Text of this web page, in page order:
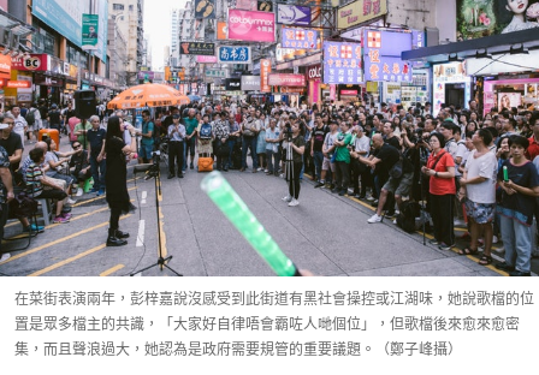
在菜街表演兩年，彭梓嘉說沒感受到此街道有黑社會操控或江湖味，她說歌檔的位
置是眾多檔主的共識，「大家好自律唔會霸咗人哋個位」，但歌檔後來愈來愈密
集，而且聲浪過大，她認為是政府需要規管的重要議題。（鄭子峰攝）